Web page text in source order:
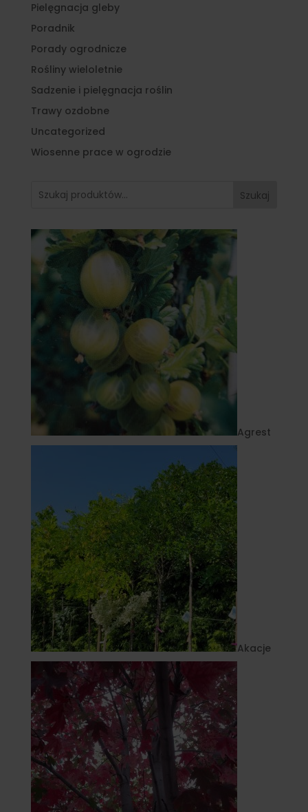
Pielęgnacja gleby
Poradnik
Porady ogrodnicze
Rośliny wieloletnie
Sadzenie i pielęgnacja roślin
Trawy ozdobne
Uncategorized
Wiosenne prace w ogrodzie
Szukaj
Agrest
Akacje